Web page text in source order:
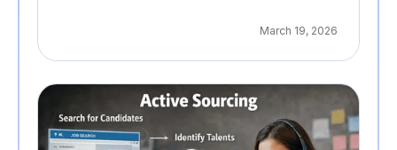
March 19, 2026
Recrutement